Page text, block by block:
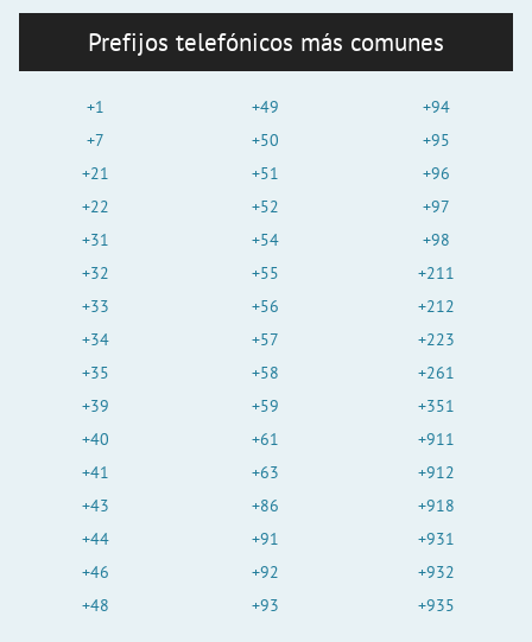
Prefijos telefónicos más comunes
+1
+7
+21
+22
+31
+32
+33
+34
+35
+39
+40
+41
+43
+44
+46
+48
+49
+50
+51
+52
+54
+55
+56
+57
+58
+59
+61
+63
+86
+91
+92
+93
+94
+95
+96
+97
+98
+211
+212
+223
+261
+351
+911
+912
+918
+931
+932
+935